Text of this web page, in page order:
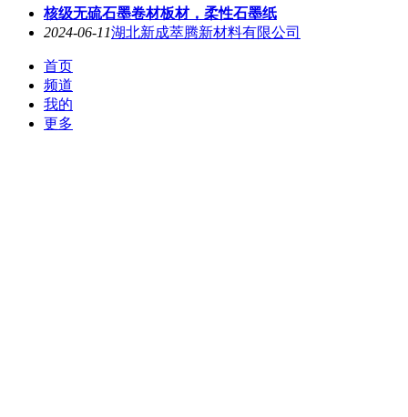
核级无硫石墨卷材板材，柔性石墨纸
2024-06-11湖北新成萃腾新材料有限公司
首页
频道
我的
更多